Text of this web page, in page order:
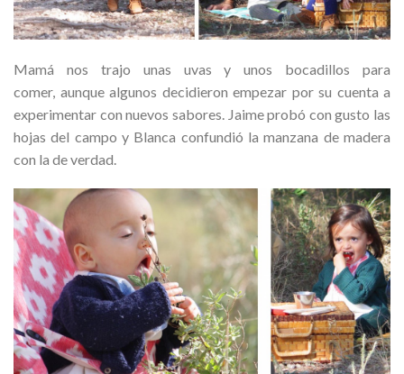
Mamá nos trajo unas uvas y unos bocadillos para
comer, aunque algunos decidieron empezar por su cuenta a
experimentar con nuevos sabores. Jaime probó con gusto las
hojas del campo y Blanca confundió la manzana de madera
con la de verdad.